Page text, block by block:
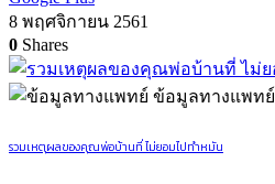
8 พฤศจิกายน 2561
0 Shares
ข้อมูลทางแพทย์
รวมเหตุผลของคุณพ่อบ้านที่ ไม่ยอมไปทำหมัน